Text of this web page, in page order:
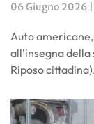
06 Giugno 2026
Auto
all’insegna
Riposo